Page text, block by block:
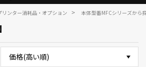
リンター消耗品・オプション > 本体型番MFCシリーズから